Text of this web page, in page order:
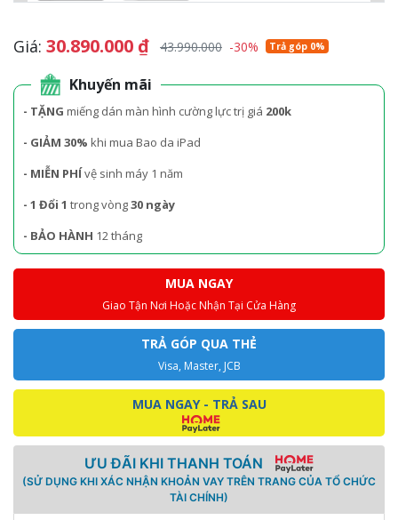
Giá: 30.890.000 ₫ 43.990.000 -30% Trả góp 0%
Khuyến mãi
- TẶNG miếng dán màn hình cường lực trị giá 200k
- GIẢM 30% khi mua Bao da iPad
- MIỄN PHÍvệ sinh máy 1 năm
- 1 Đổi 1 trong vòng30 ngày
- BẢO HÀNH 12 tháng
MUA NGAY
Giao Tận Nơi Hoặc Nhận Tại Cửa Hàng
TRẢ GÓP QUA THẺ
Visa, Master, JCB
MUA NGAY - TRẢ SAU
ƯU ĐÃI KHI THANH TOÁN
(SỬ DỤNG KHI XÁC NHẬN KHOẢN VAY TRÊN TRANG CỦA TỔ CHỨC
TÀI CHÍNH)